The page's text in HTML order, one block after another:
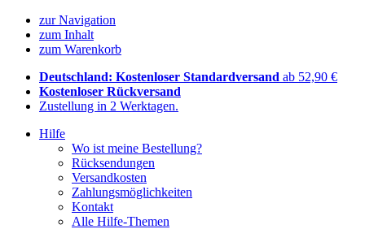
zur Navigation
zum Inhalt
zum Warenkorb
Deutschland: Kostenloser Standardversand ab 52,90 €
Kostenloser Rückversand
Zustellung in 2 Werktagen.
Hilfe
Wo ist meine Bestellung?
Rücksendungen
Versandkosten
Zahlungsmöglichkeiten
Kontakt
Alle Hilfe-Themen